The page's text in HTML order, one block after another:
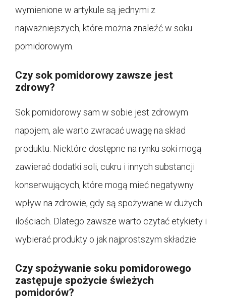
wymienione w artykule są jednymi z
najważniejszych, które można znaleźć w soku
pomidorowym.
Czy sok pomidorowy zawsze jest
zdrowy?
Sok pomidorowy sam w sobie jest zdrowym
napojem, ale warto zwracać uwagę na skład
produktu. Niektóre dostępne na rynku soki mogą
zawierać dodatki soli, cukru i innych substancji
konserwujących, które mogą mieć negatywny
wpływ na zdrowie, gdy są spożywane w dużych
ilościach. Dlatego zawsze warto czytać etykiety i
wybierać produkty o jak najprostszym składzie.
Czy spożywanie soku pomidorowego
zastępuje spożycie świeżych
pomidorów?